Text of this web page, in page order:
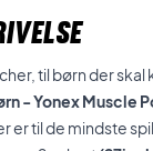
til børn der
- Yonex Muscle
er til de mindste